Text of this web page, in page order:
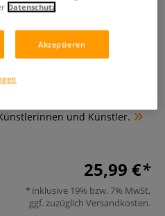
Schritt-Anleitungen enthalten
und Künstler.
25,99 €
inklusive 19% bzw. 7% MwSt,
ggf. zuzüglich Versandkosten.
Datenschutz
Akzeptieren